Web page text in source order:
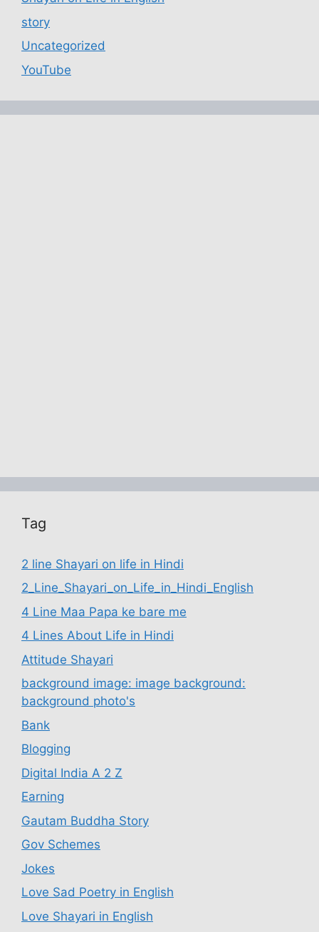
story
Uncategorized
YouTube
Tag
2 line Shayari on life in Hindi
2_Line_Shayari_on_Life_in_Hindi_English
4 Line Maa Papa ke bare me
4 Lines About Life in Hindi
Attitude Shayari
background image: image background:
background photo's
Bank
Blogging
Digital India A 2 Z
Earning
Gautam Buddha Story
Gov Schemes
Jokes
Love Sad Poetry in English
Love Shayari in English